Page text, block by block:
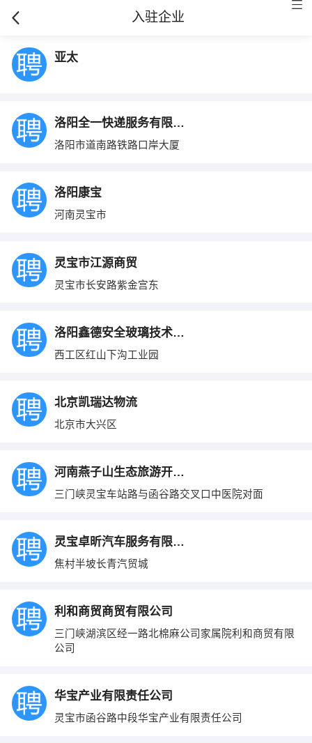
入驻企业
亚太
洛阳全一快递服务有限公司
洛阳市道南路铁路口岸大厦
洛阳康宝
河南灵宝市
灵宝市江源商贸
灵宝市长安路紫金宫东
洛阳鑫德安全玻璃技术有限公司
西工区红山下沟工业园
北京凯瑞达物流
北京市大兴区
河南燕子山生态旅游开发有限公司
三门峡灵宝车站路与函谷路交叉口中医院对面
灵宝卓昕汽车服务有限公司
焦村半坡长青汽贸城
利和商贸商贸有限公司
三门峡湖滨区经一路北棉麻公司家属院利和商贸有限
公司
华宝产业有限责任公司
灵宝市函谷路中段华宝产业有限责任公司